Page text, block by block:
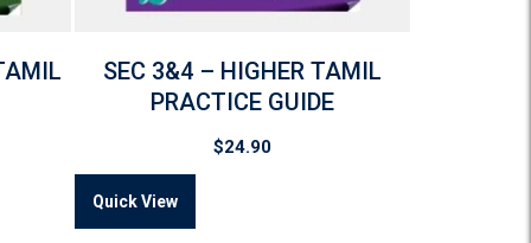
SEC 3&4 – HIGHER TAMIL
PRACTICE GUIDE
$24.90
Quick View